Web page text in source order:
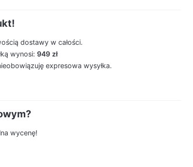
dostawy w całości.
wynosi: 949 zł
expresowa wysyłka.
wycenę!